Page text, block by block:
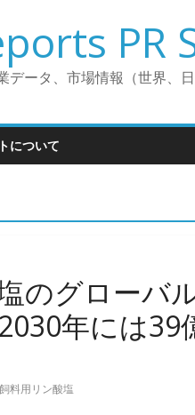
PR
ータ、市場情報（世界、
について
のグローバ
年には39
飼料用リン酸塩